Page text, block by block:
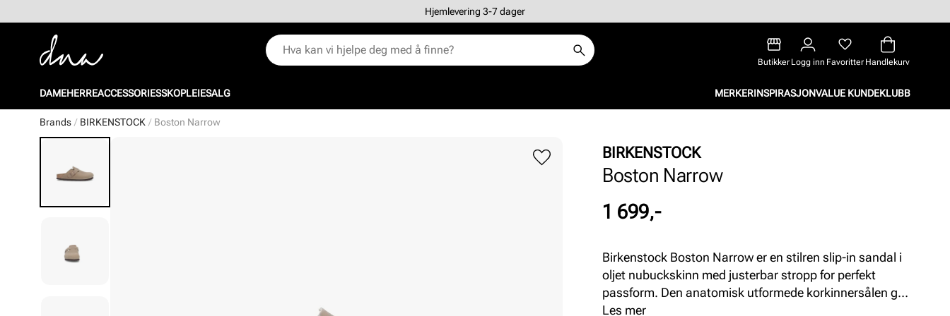
Hjemlevering 3-7 dager
Butikker Logg inn Favoritter Handlekurv
DAMEHERREACCESSORIESSKOPLEIESALG MERKERINSPIRASJONVALUE KUNDEKLUBB
Brands BIRKENSTOCK Boston Narrow
BIRKENSTOCK
Boston Narrow
Pris
1 699,-
Birkenstock Boston Narrow er en stilren slip-in sandal i
oljet nubuckskinn med justerbar stropp for perfekt
passform. Den anatomisk utformede korkinnersålen gir
utmerket støtte og komfort, mens gummisålen sikrer
Les mer